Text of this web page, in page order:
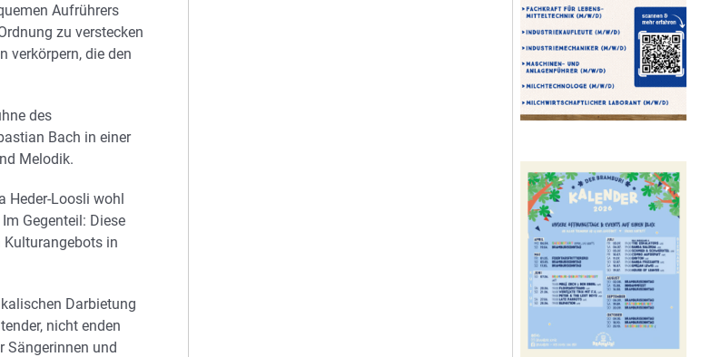
Aufrührers
zu verstecken
verkörpern, die den
des
Bach in einer
Melodik.
Heder-Loosli wohl
Gegenteil: Diese
in
Darbietung
nicht enden
Sängerinnen und